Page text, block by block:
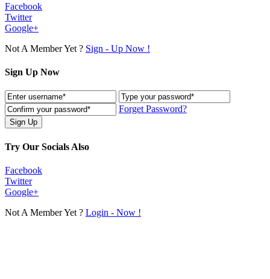
Facebook
Twitter
Google+
Not A Member Yet ? Sign - Up Now !
Sign Up Now
Forget Password?
Try Our Socials Also
Facebook
Twitter
Google+
Not A Member Yet ? Login - Now !